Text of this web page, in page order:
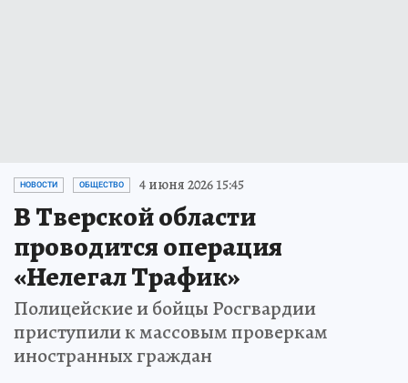
НОВОСТИ ОБЩЕСТВО 4 июня 2026 15:45
В Тверской области
проводится операция
«Нелегал Трафик»
Полицейские и бойцы Росгвардии
приступили к массовым проверкам
иностранных граждан